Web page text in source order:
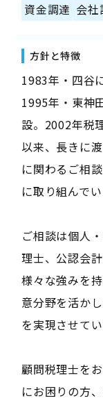
資金調達 会社
方針と特徴
1983年・四谷
1995年・東神
設。2002年税
以来、長きに
に関わるご相
に取り組んで
ご相談は個人
理士、公認会
様々な強みを
意分野を活か
を実現させてい
顧問税理士を
にお困りの方